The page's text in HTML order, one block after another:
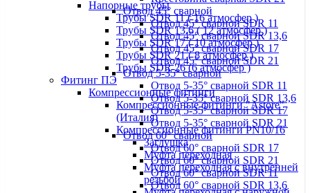
Напорные трубы
Трубы SDR 11 ( 16 атмосфер )
Трубы SDR 13,6 ( 12 атмосфер )
Трубы SDR 17 ( 10 атмосфер )
Трубы SDR 21 ( 8 атмосфер )
Трубы SDR 26 (6 атмосфер )
Фитинг ПЭ
Компрессионные фитинги
Компрессионные фитинги "Astore"
(Италия)
Компрессионные фитинги PN10/16
Заглушка
Муфта переходная
Муфта переходная с внутренней
резьбой
Отвод 45° сварной
Отвод 45° сварной SDR 11
Отвод 45° сварной SDR 13,6
Отвод 45° сварной SDR 17
Отвод 45° сварной SDR 21
Отвод 5-35° сварной
Отвод 5-35° сварной SDR 11
Отвод 5-35° сварной SDR 13,6
Отвод 5-35° сварной SDR 17
Отвод 5-35° сварной SDR 21
Отвод 60° сварной
Отвод 60° сварной SDR 17
Отвод 60° сварной SDR 21
Отвод 60° сварной SDR 11
Отвод 60° сварной SDR 13,6